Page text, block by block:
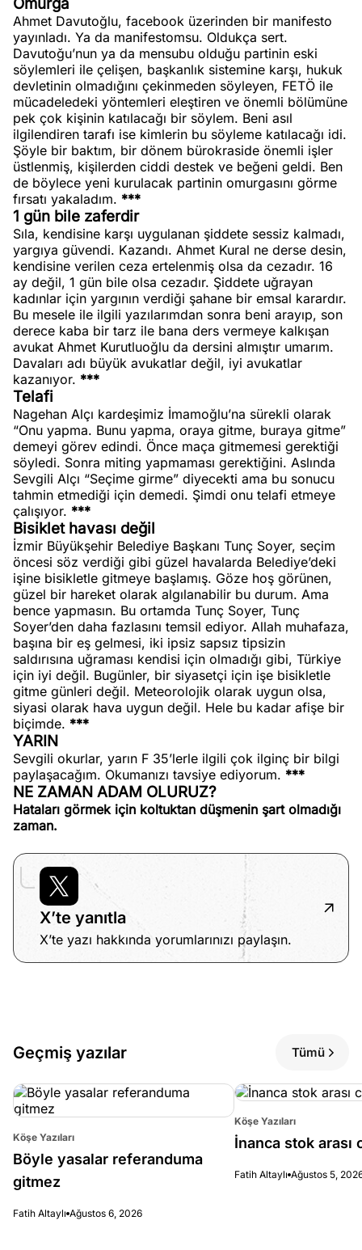
Ahmet Davutoğlu, facebook üzerinden bir manifesto
yayınladı. Ya da manifestomsu. Oldukça sert.
Davutoğu’nun ya da mensubu olduğu partinin eski
söylemleri ile çelişen, başkanlık sistemine karşı, hukuk
devletinin olmadığını çekinmeden söyleyen, FETÖ ile
mücadeledeki yöntemleri eleştiren ve önemli bölümüne
pek çok kişinin katılacağı bir söylem. Beni asıl
ilgilendiren tarafı ise kimlerin bu söyleme katılacağı idi.
Şöyle bir baktım, bir dönem bürokraside önemli işler
üstlenmiş, kişilerden ciddi destek ve beğeni geldi. Ben
de böylece yeni kurulacak partinin omurgasını görme
fırsatı yakaladım. ***
1 gün bile zaferdir
Sıla, kendisine karşı uygulanan şiddete sessiz kalmadı,
yargıya güvendi. Kazandı. Ahmet Kural ne derse desin,
kendisine verilen ceza ertelenmiş olsa da cezadır. 16
ay değil, 1 gün bile olsa cezadır. Şiddete uğrayan
kadınlar için yargının verdiği şahane bir emsal karardır.
Bu mesele ile ilgili yazılarımdan sonra beni arayıp, son
derece kaba bir tarz ile bana ders vermeye kalkışan
avukat Ahmet Kurutluoğlu da dersini almıştır umarım.
Davaları adı büyük avukatlar değil, iyi avukatlar
kazanıyor. ***
Telafi
Nagehan Alçı kardeşimiz İmamoğlu’na sürekli olarak
“Onu yapma. Bunu yapma, oraya gitme, buraya gitme”
demeyi görev edindi. Önce maça gitmemesi gerektiği
söyledi. Sonra miting yapmaması gerektiğini. Aslında
Sevgili Alçı “Seçime girme” diyecekti ama bu sonucu
tahmin etmediği için demedi. Şimdi onu telafi etmeye
çalışıyor. ***
Bisiklet havası değil
İzmir Büyükşehir Belediye Başkanı Tunç Soyer, seçim
öncesi söz verdiği gibi güzel havalarda Belediye’deki
işine bisikletle gitmeye başlamış. Göze hoş görünen,
güzel bir hareket olarak algılanabilir bu durum. Ama
bence yapmasın. Bu ortamda Tunç Soyer, Tunç
Soyer’den daha fazlasını temsil ediyor. Allah muhafaza,
başına bir eş gelmesi, iki ipsiz sapsız tipsizin
saldırısına uğraması kendisi için olmadığı gibi, Türkiye
için iyi değil. Bugünler, bir siyasetçi için işe bisikletle
gitme günleri değil. Meteorolojik olarak uygun olsa,
siyasi olarak hava uygun değil. Hele bu kadar afişe bir
biçimde. ***
YARIN
Sevgili okurlar, yarın F 35’lerle ilgili çok ilginç bir bilgi
paylaşacağım. Okumanızı tavsiye ediyorum. ***
NE ZAMAN ADAM OLURUZ?
Hataları görmek için koltuktan düşmenin şart olmadığı
zaman.
X’te yanıtla
X’te yazı hakkında yorumlarınızı paylaşın.
Geçmiş yazılar Tümü
Köşe Yazıları
Böyle yasalar referanduma
gitmez
Fatih Altaylı Ağustos 6, 2026
Köşe Yazıları
İnanca stok arası
Fatih Altaylı Ağustos 5,